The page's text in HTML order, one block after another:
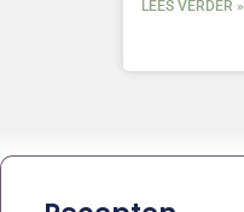
LEES VERDER »